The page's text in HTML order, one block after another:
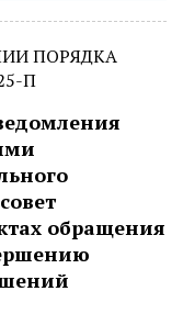
ПОРЯДКА
П
обращения